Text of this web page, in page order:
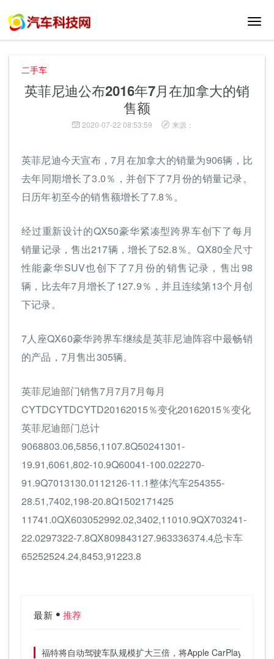
切
二手车
英菲尼迪公布2016年7月在加拿大的销
售额
2020-07-22 08:53:59 来源：
英菲尼迪今天宣布，7月在加拿大的销量为906辆，比
去年同期增长了3.0％，并创下了7月份的销量记录。
日历年初至今的销售额增长了7.8％。
经过重新设计的QX50豪华紧凑型跨界车创下了每月
销量记录，售出217辆，增长了52.8％。QX80全尺寸
性能豪华SUV也创下了7月份的销售记录，售出98
辆，比去年7月增长了127.9％，并且连续第13个月创
下记录。
7人座QX60豪华跨界车继续是英菲尼迪阵容中最畅销
的产品，7月售出305辆。
英菲尼迪部门销售7月7月7月每月
CYTDCYTDCYTD20162015％变化20162015％变化
英菲尼迪部门总计
9068803.06,5856,1107.8Q50241301-
19.91,6061,802-10.9Q60041-100.022270-
91.9Q7013130.0112126-11.1整体汽车254355-
28.51,7402,198-20.8Q1502171425
11741.0QX603052992.02,3402,11010.9QX703241-
22.0297322-7.8QX809843127.963336374.4总卡车
65252524.24,8453,91223.8
最新 推荐
福特将自动驾驶车队规模扩大三倍，将Apple CarPlay引入